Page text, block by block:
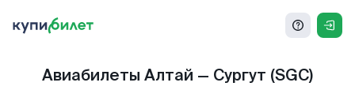
Авиабилеты Алтай — Сургут (SGC)